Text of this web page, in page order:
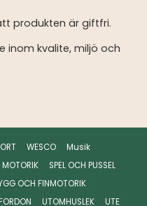
produkten är giftfri.
inom kvalite, miljö och
WESCO
Musik
MOTORIK
SPEL OCH PUSSEL
OCH FINMOTORIK
UTOMHUSLEK UTE